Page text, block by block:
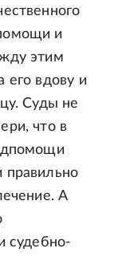
и
этим
его вдову и
Суды не
что в
правильно
А
судебно-